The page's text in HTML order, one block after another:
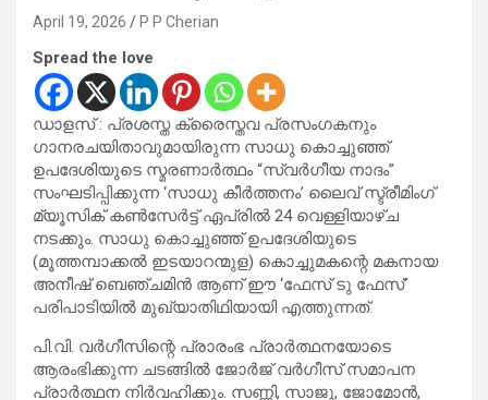
April 19, 2026 P P Cherian
Spread the love
ഡാളസ് : പ്രശസ്ത ക്രൈസ്തവ പ്രസംഗകനും
ഗാനരചയിതാവുമായിരുന്ന സാധു കൊച്ചുഞ്ഞ്
ഉപദേശിയുടെ സ്മരണാർത്ഥം “സ്വർഗീയ നാദം”
സംഘടിപ്പിക്കുന്ന ‘സാധു കീർത്തനം’ ലൈവ് സ്ട്രീമിംഗ്
മ്യൂസിക് കൺസേർട്ട് ഏപ്രിൽ 24 വെള്ളിയാഴ്ച
നടക്കും. സാധു കൊച്ചുഞ്ഞ് ഉപദേശിയുടെ
(മൂത്തമ്പാക്കൽ ഇടയാറന്മുള) കൊച്ചുമകന്റെ മകനായ
അനീഷ് ബെഞ്ചമിൻ ആണ് ഈ ‘ഫേസ് ടു ഫേസ്’
പരിപാടിയിൽ മുഖ്യാതിഥിയായി എത്തുന്നത്.
പി.വി. വർഗീസിന്റെ പ്രാരംഭ പ്രാർത്ഥനയോടെ
ആരംഭിക്കുന്ന ചടങ്ങിൽ ജോർജ് വർഗീസ് സമാപന
പ്രാർത്ഥന നിർവഹിക്കും. സണ്ണി, സാജു, ജോമോൻ,